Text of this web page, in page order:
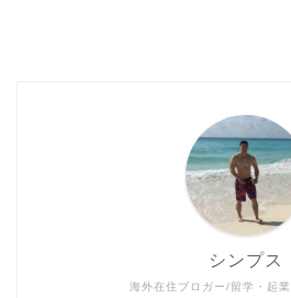
海外在住ブロガー/留学・起
シンプス